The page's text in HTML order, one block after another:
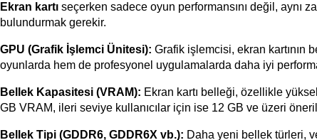
Ekran kartı seçerken sadece oyun performansını değil, aynı
bulundurmak gerekir.
GPU (Grafik İşlemci Ünitesi): Grafik işlemcisi, ekran kartının
oyunlarda hem de profesyonel uygulamalarda daha iyi
Bellek Kapasitesi (VRAM): Ekran kartı belleği, özellikle
GB VRAM, ileri seviye kullanıcılar için ise 12 GB ve üzeri
Bellek Tipi (GDDR6, GDDR6X vb.): Daha yeni bellek türleri,